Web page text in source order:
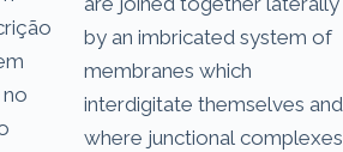
by an imbricated system of
membranes which
interdigitate themselves and
where junctional complexes